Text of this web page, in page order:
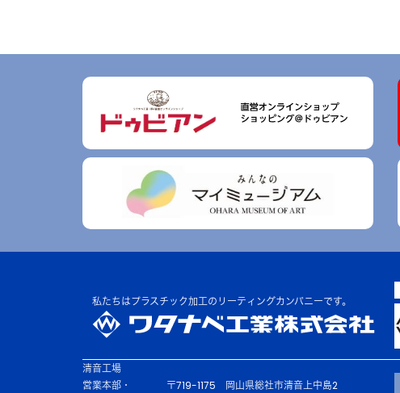
私たちはプラスチック加工のリーティングカンパニーです。
清音工場
営業本部・
〒719-1175 岡山県総社市清音上中島2